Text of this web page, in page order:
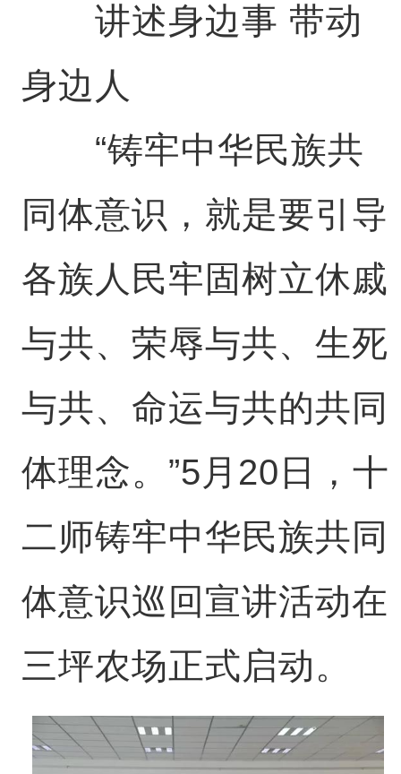
讲述身边事 带动
身边人
“铸牢中华民族共
同体意识，就是要引导
各族人民牢固树立休戚
与共、荣辱与共、生死
与共、命运与共的共同
体理念。”5月20日，十
二师铸牢中华民族共同
体意识巡回宣讲活动在
三坪农场正式启动。